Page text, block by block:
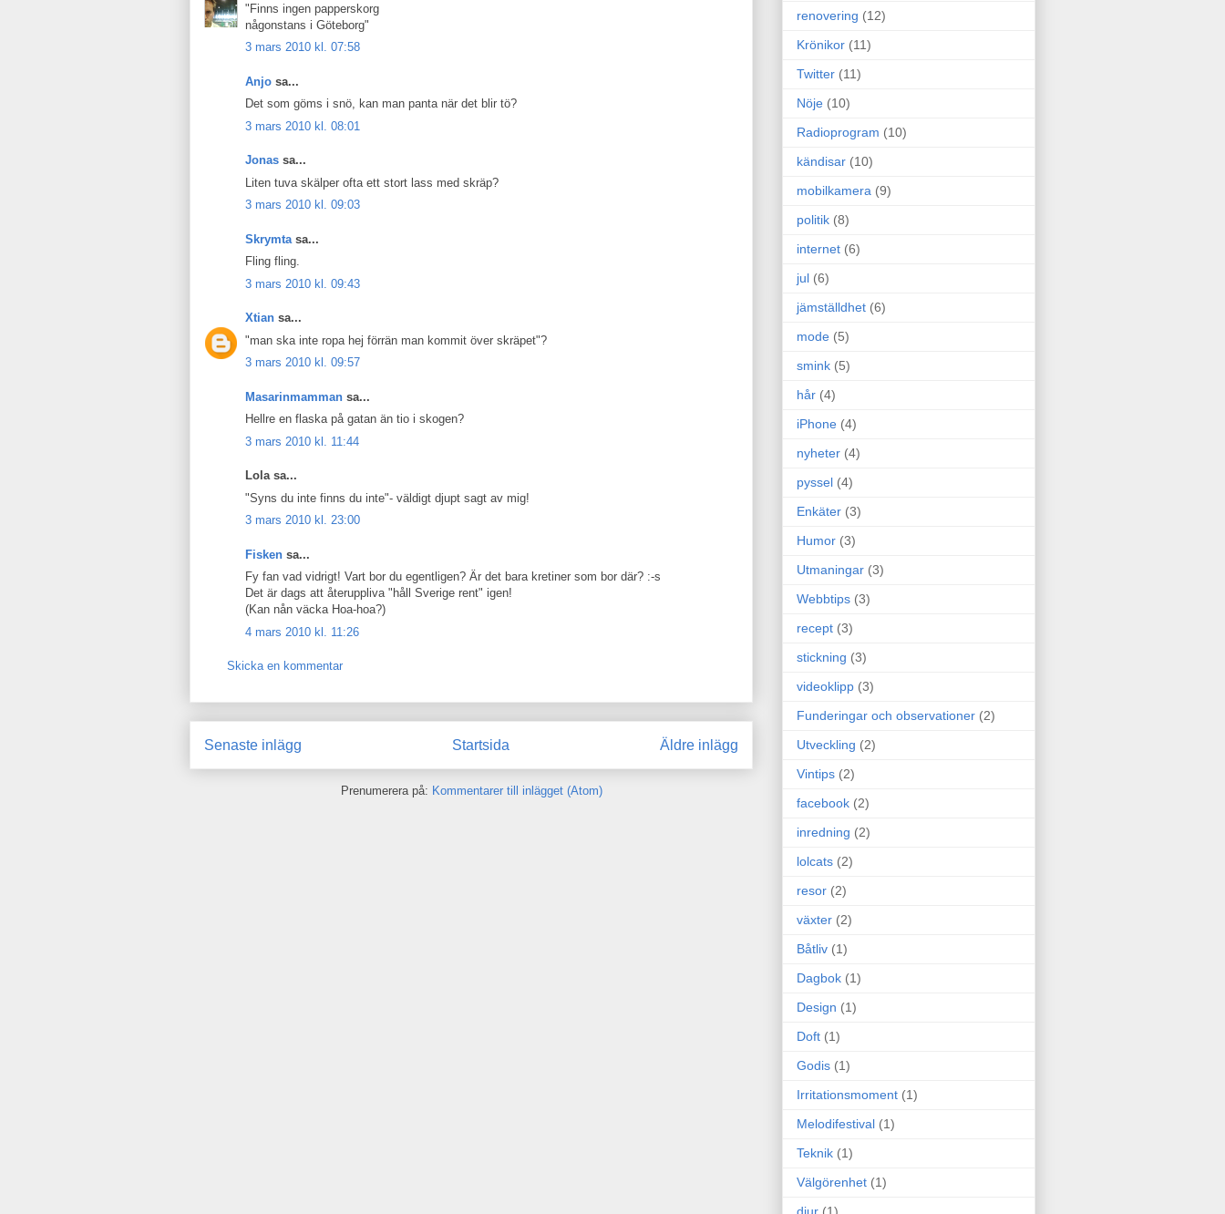
"Finns ingen papperskorg
någonstans i Göteborg"
3 mars 2010 kl. 07:58
Anjo sa...
Det som göms i snö, kan man panta när det blir tö?
3 mars 2010 kl. 08:01
Jonas sa...
Liten tuva skälper ofta ett stort lass med skräp?
3 mars 2010 kl. 09:03
Skrymta sa...
Fling fling.
3 mars 2010 kl. 09:43
Xtian sa...
"man ska inte ropa hej förrän man kommit över skräpet"?
3 mars 2010 kl. 09:57
Masarinmamman sa...
Hellre en flaska på gatan än tio i skogen?
3 mars 2010 kl. 11:44
Lola sa...
"Syns du inte finns du inte"- väldigt djupt sagt av mig!
3 mars 2010 kl. 23:00
Fisken sa...
Fy fan vad vidrigt! Vart bor du egentligen? Är det bara kretiner som bor där? :-s
Det är dags att återuppliva "håll Sverige rent" igen!
(Kan nån väcka Hoa-hoa?)
4 mars 2010 kl. 11:26
Skicka en kommentar
Senaste inlägg Äldre inlägg
Startsida
Prenumerera på: Kommentarer till inlägget (Atom)
renovering (12)
Krönikor (11)
Twitter (11)
Nöje (10)
Radioprogram (10)
kändisar (10)
mobilkamera (9)
politik (8)
internet (6)
jul (6)
jämställdhet (6)
mode (5)
smink (5)
hår (4)
iPhone (4)
nyheter (4)
pyssel (4)
Enkäter (3)
Humor (3)
Utmaningar (3)
Webbtips (3)
recept (3)
stickning (3)
videoklipp (3)
Funderingar och observationer (2)
Utveckling (2)
Vintips (2)
facebook (2)
inredning (2)
lolcats (2)
resor (2)
växter (2)
Båtliv (1)
Dagbok (1)
Design (1)
Doft (1)
Godis (1)
Irritationsmoment (1)
Melodifestival (1)
Teknik (1)
Välgörenhet (1)